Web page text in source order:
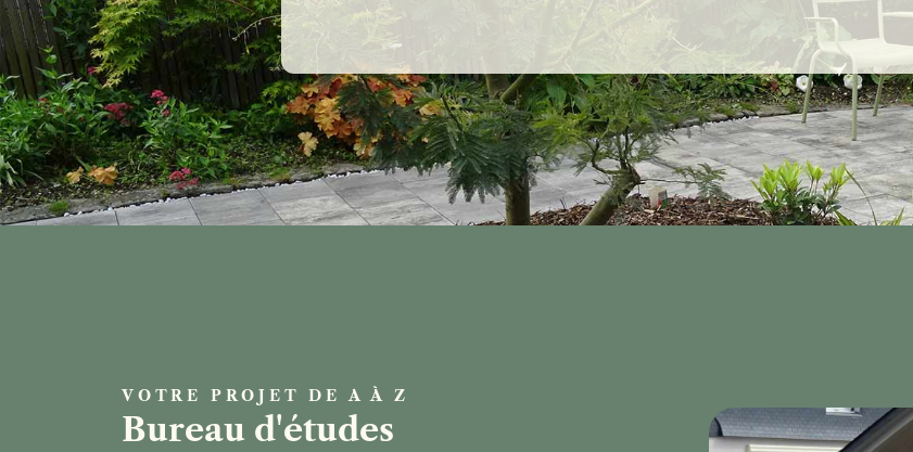
VOTRE PROJET DE A À Z
Bureau d'études